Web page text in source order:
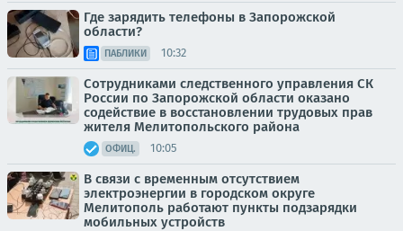
Где зарядить телефоны в Запорожской
области?
ПАБЛИКИ 10:32
Сотрудниками следственного управления СК
России по Запорожской области оказано
содействие в восстановлении трудовых прав
жителя Мелитопольского района
ОФИЦ. 10:05
В связи с временным отсутствием
электроэнергии в городском округе
Мелитополь работают пункты подзарядки
мобильных устройств